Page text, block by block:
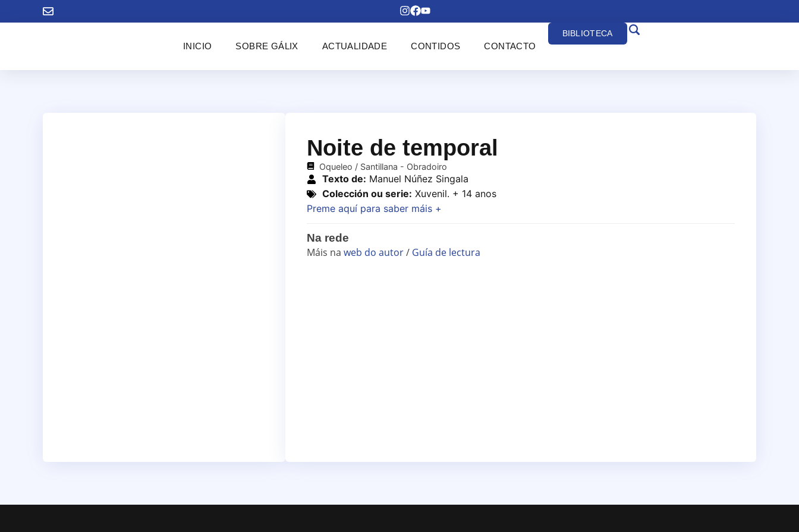
INICIO SOBRE GÁLIX ACTUALIDADE CONTIDOS CONTACTO
BIBLIOTECA
Noite de temporal
Oqueleo / Santillana - Obradoiro
Texto de: Manuel Núñez Singala
Colección ou serie: Xuvenil. + 14 anos
Preme aquí para saber máis +
Na rede
Máis na web do autor/ Guía de lectura